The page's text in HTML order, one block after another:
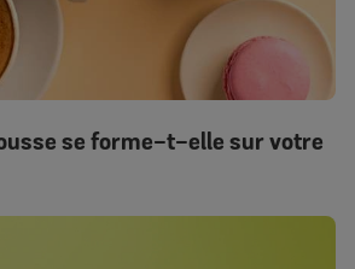
se forme-t-elle sur votre